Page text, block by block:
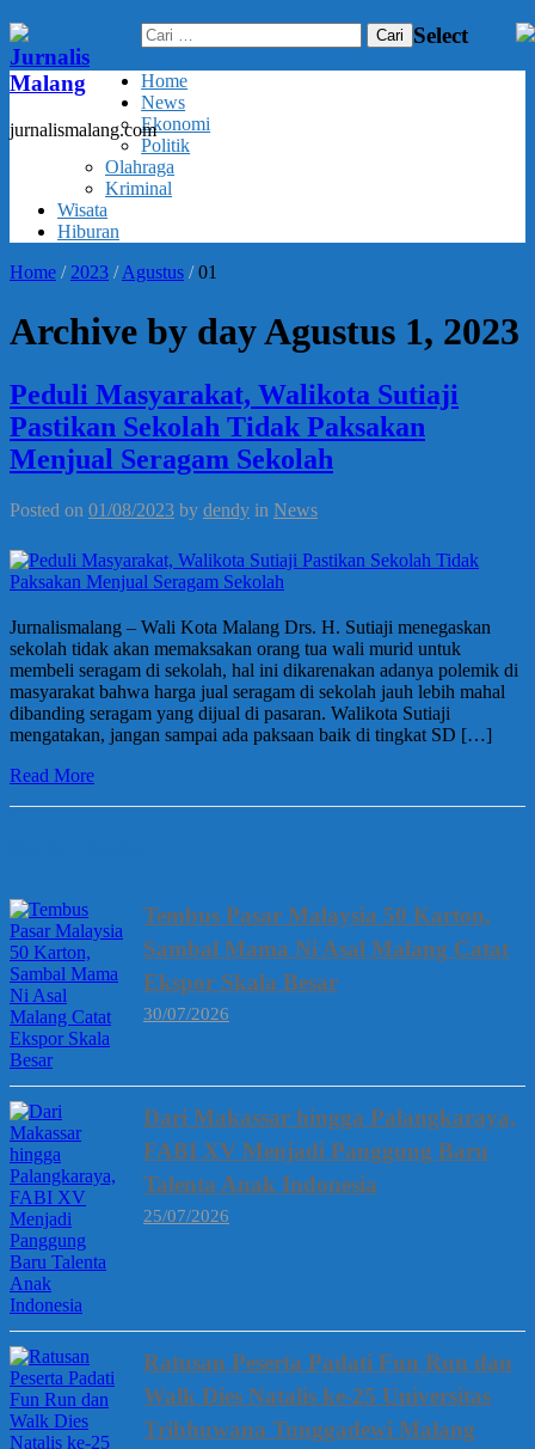
Jurnalis
Malang
jurnalismalang.com
Cari
untuk:
Select
Home
News
Ekonomi
Politik
Olahraga
Kriminal
Wisata
Hiburan
Home /2023 /Agustus /01
Archive by day Agustus 1, 2023
Peduli Masyarakat, Walikota Sutiaji
Pastikan Sekolah Tidak Paksakan
Menjual Seragam Sekolah
Posted on 01/08/2023 by dendy in News
Jurnalismalang – Wali Kota Malang Drs. H. Sutiaji menegaskan
sekolah tidak akan memaksakan orang tua wali murid untuk
membeli seragam di sekolah, hal ini dikarenakan adanya polemik di
masyarakat bahwa harga jual seragam di sekolah jauh lebih mahal
dibanding seragam yang dijual di pasaran. Walikota Sutiaji
mengatakan, jangan sampai ada paksaan baik di tingkat SD […]
Read More
Tembus Pasar Malaysia 50 Karton,
Sambal Mama Ni Asal Malang Catat
Ekspor Skala Besar
30/07/2026
Dari Makassar hingga Palangkaraya,
FABI XV Menjadi Panggung Baru
Talenta Anak Indonesia
25/07/2026
Ratusan Peserta Padati Fun Run dan
Walk Dies Natalis ke-25 Universitas
Tribhuwana Tunggadewi Malang